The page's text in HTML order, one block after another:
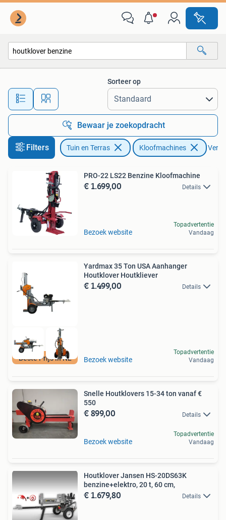
Alle afstanden…
Sorteer op
Bewaar je zoekopdracht
Filters Tuin en Terras Kloofmachines
PRO-22 LS22 Benzine Kloofmachine
€ 1.699,00 Details
Bezoek website
Topadvertentie
Vandaag
Beste Prijs in NL
Yardmax 35 Ton USA Aanhanger
Houtklover Houtkliever
€ 1.499,00 Details
Bezoek website
Topadvertentie
Vandaag
Snelle Houtklovers 15-34 ton vanaf €
550
€ 899,00 Details
Bezoek website
Topadvertentie
Vandaag
Houtklover Jansen HS-20DS63K
benzine+elektro, 20 t, 60 cm,
€ 1.679,80 Details